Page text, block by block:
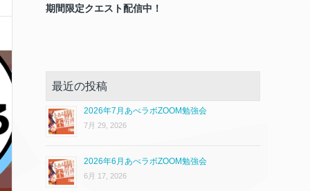
期間限定クエスト配信中！
最近の投稿
2026年7月あべラボZOOM勉強会
7月 29, 2026
2026年6月あべラボZOOM勉強会
6月 17, 2026